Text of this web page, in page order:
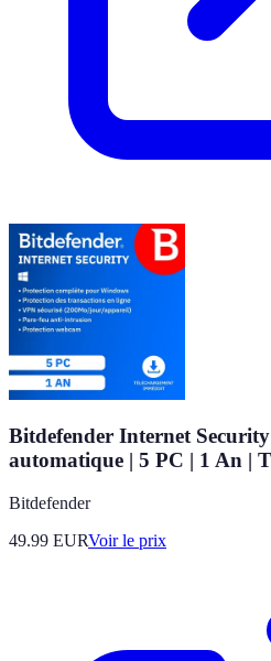
Bitdefender Internet
automatique | 5 PC | 1 An |
Bitdefender
49.99 EURVoir le prix